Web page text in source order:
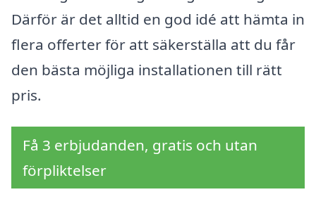
Därför är det alltid en god idé att hämta in
flera offerter för att säkerställa att du får
den bästa möjliga installationen till rätt
pris.
Få 3 erbjudanden, gratis och utan
förpliktelser